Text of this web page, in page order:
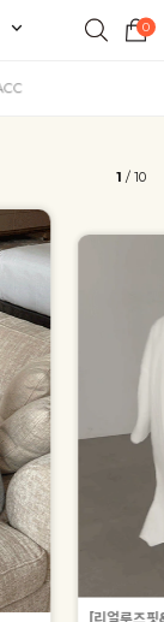
0
[리얼루즈
1 / 10